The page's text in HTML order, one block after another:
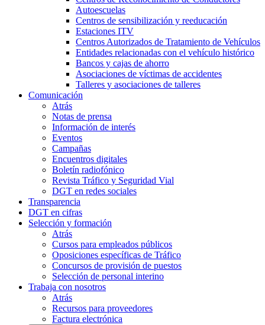
Autoescuelas
Centros de sensibilización y reeducación
Estaciones ITV
Centros Autorizados de Tratamiento de Vehículos
Entidades relacionadas con el vehículo histórico
Bancos y cajas de ahorro
Asociaciones de víctimas de accidentes
Talleres y asociaciones de talleres
Comunicación
Atrás
Notas de prensa
Información de interés
Eventos
Campañas
Encuentros digitales
Boletín radiofónico
Revista Tráfico y Seguridad Vial
DGT en redes sociales
Transparencia
DGT en cifras
Selección y formación
Atrás
Cursos para empleados públicos
Oposiciones específicas de Tráfico
Concursos de provisión de puestos
Selección de personal interino
Trabaja con nosotros
Atrás
Recursos para proveedores
Factura electrónica